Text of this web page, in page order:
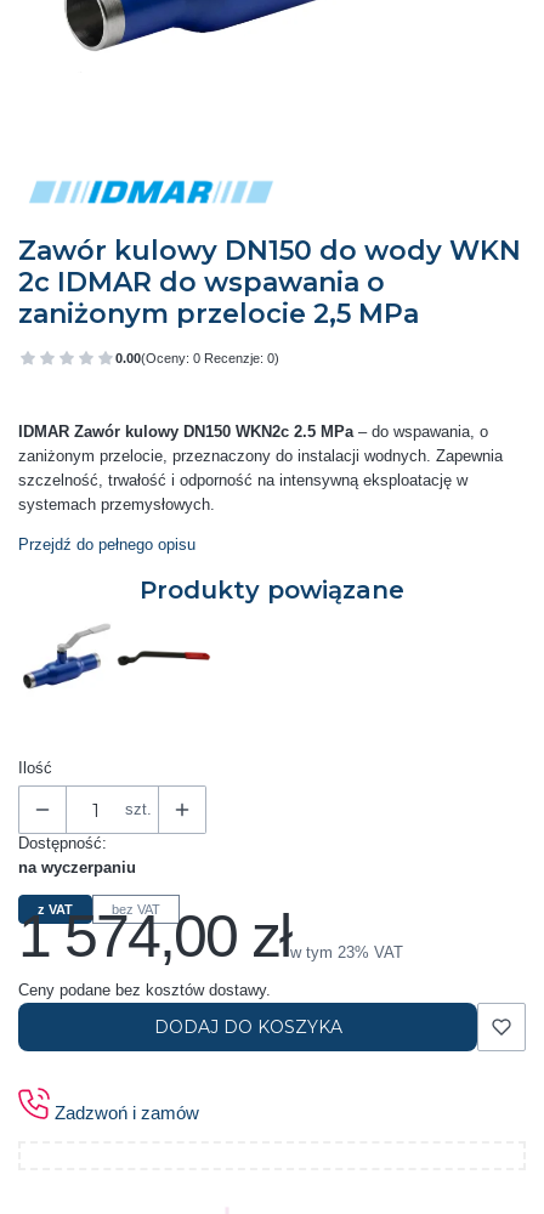
Zawór kulowy DN150 do wody WKN
2c IDMAR do wspawania o
zaniżonym przelocie 2,5 MPa
0.00(Oceny: 0 Recenzje: 0)
Przejdź do sekcji Opinie
IDMAR Zawór kulowy DN150 WKN2c 2.5 MPa– do wspawania, o
zaniżonym przelocie, przeznaczony do instalacji wodnych. Zapewnia
szczelność, trwałość i odporność na intensywną eksploatację w
systemach przemysłowych.
Przejdź do pełnego opisu
Produkty powiązane
Ilość
szt.
Dostępność:
na wyczerpaniu
z VAT bez VAT
Cena
1 574,00 złw tym 23% VAT
w tym 23% VAT
Ceny podane bez kosztów dostawy.
DODAJ DO KOSZYKA
Zadzwoń i zamów